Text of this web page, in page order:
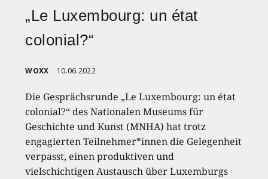
„Le Luxembourg: un état
colonial?“
WOXX 10.06.2022
Die Gesprächsrunde „Le Luxembourg: un état
colonial?“ des Nationalen Museums für
Geschichte und Kunst (MNHA) hat trotz
engagierten Teilnehmer*innen die Gelegenheit
verpasst, einen produktiven und
vielschichtigen Austausch über Luxemburgs